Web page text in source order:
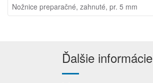
Nožnice preparačné, zahnuté, pr. 5 mm
Ďalšie informácie